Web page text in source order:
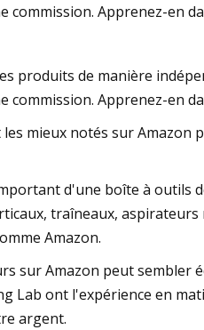
Choisissez les
portables et
marques
commission. Apprenez-en
produits de manière
commission. Apprenez-en
mieux notés sur
d'une boîte à outils
traîneaux,
Amazon.
sur Amazon peut sembler
Lab ont l'expérience en
argent.